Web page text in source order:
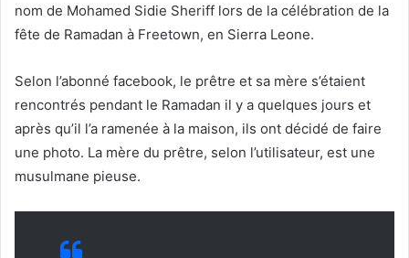
nom de Mohamed Sidie Sheriff lors de la célébration de la
fête de Ramadan à Freetown, en Sierra Leone.
Selon l’abonné facebook, le prêtre et sa mère s’étaient
rencontrés pendant le Ramadan il y a quelques jours et
après qu’il l’a ramenée à la maison, ils ont décidé de faire
une photo. La mère du prêtre, selon l’utilisateur, est une
musulmane pieuse.